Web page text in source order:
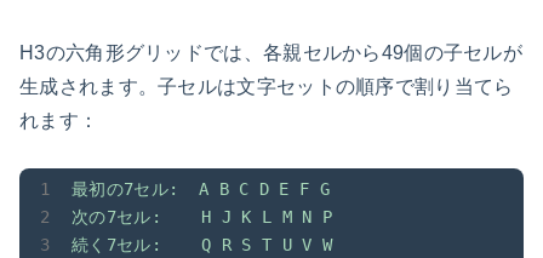
H3の六角形グリッドでは、各親セルから49個の子セルが
生成されます。子セルは文字セットの順序で割り当てら
れます：
最初の7セル: A B C D E F G
次の7セル:
H J K L M N
P
続く7セル:
Q R S T U V W